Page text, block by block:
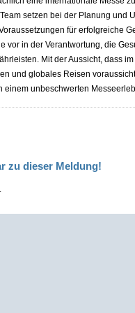
setzen bei der Planung und
für erfolgreiche
vor in der Verantwortung, die
Mit der Aussicht, dass
und globales Reisen
unbeschwerten
zu dieser Meldung!